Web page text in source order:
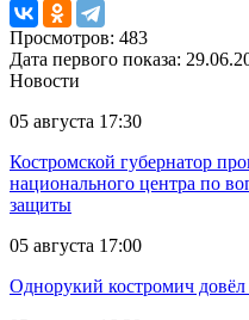
Просмотров: 483
Дата первого показа:
Новости
05 августа 17:30
Костромской губернатор
национального центра по
защиты
05 августа 17:00
Однорукий костромич